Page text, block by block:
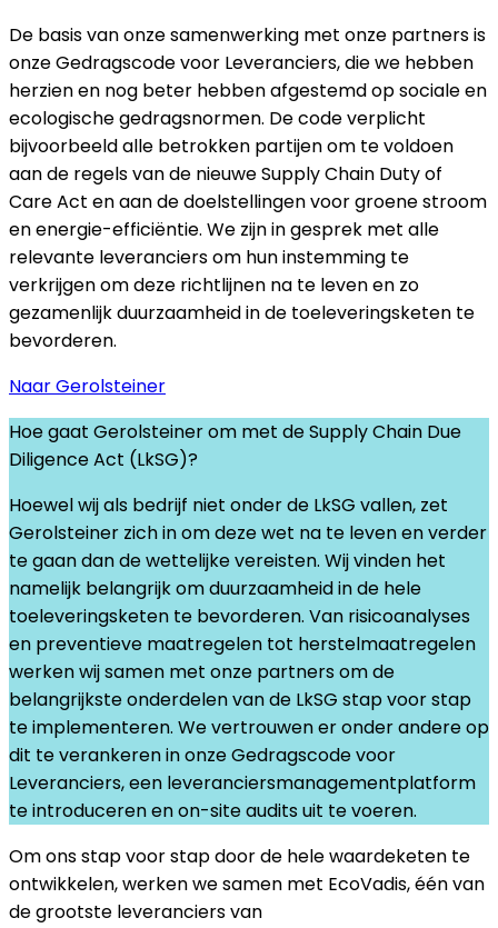
De basis van onze samenwerking met onze partners is
onze Gedragscode voor Leveranciers, die we hebben
herzien en nog beter hebben afgestemd op sociale en
ecologische gedragsnormen. De code verplicht
bijvoorbeeld alle betrokken partijen om te voldoen
aan de regels van de nieuwe Supply Chain Duty of
Care Act en aan de doelstellingen voor groene stroom
en energie-efficiëntie. We zijn in gesprek met alle
relevante leveranciers om hun instemming te
verkrijgen om deze richtlijnen na te leven en zo
gezamenlijk duurzaamheid in de toeleveringsketen te
bevorderen.
Naar Gerolsteiner
Hoe gaat Gerolsteiner om met de Supply Chain Due
Diligence Act (LkSG)?
Hoewel wij als bedrijf niet onder de LkSG vallen, zet
Gerolsteiner zich in om deze wet na te leven en verder
te gaan dan de wettelijke vereisten. Wij vinden het
namelijk belangrijk om duurzaamheid in de hele
toeleveringsketen te bevorderen. Van risicoanalyses
en preventieve maatregelen tot herstelmaatregelen
werken wij samen met onze partners om de
belangrijkste onderdelen van de LkSG stap voor stap
te implementeren. We vertrouwen er onder andere op
dit te verankeren in onze Gedragscode voor
Leveranciers, een leveranciersmanagementplatform
te introduceren en on-site audits uit te voeren.
Om ons stap voor stap door de hele waardeketen te
ontwikkelen, werken we samen met EcoVadis, één van
de grootste leveranciers van